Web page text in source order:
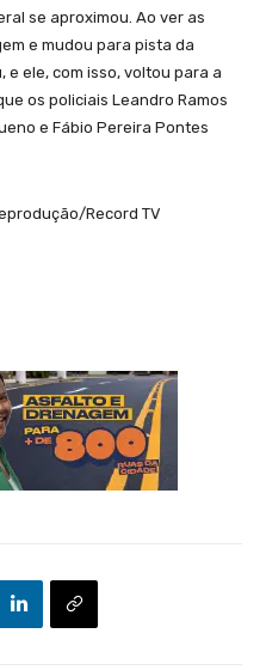
se aproximou. Ao ver as
e mudou para pista da
e ele, com isso, voltou para a
os policiais Leandro Ramos
e Fábio Pereira Pontes
Record TV